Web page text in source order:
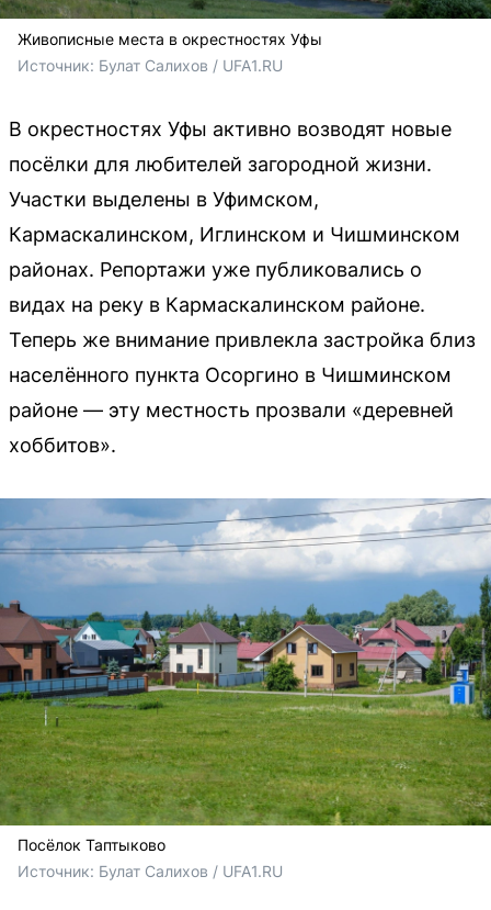
Живописные места в окрестностях Уфы
Источник: Булат Салихов / UFA1.RU
В окрестностях Уфы активно возводят новые
посёлки для любителей загородной жизни.
Участки выделены в Уфимском,
Кармаскалинском, Иглинском и Чишминском
районах. Репортажи уже публиковались о
видах на реку в Кармаскалинском районе.
Теперь же внимание привлекла застройка близ
населённого пункта Осоргино в Чишминском
районе — эту местность прозвали «деревней
хоббитов».
Посёлок Таптыково
Источник: Булат Салихов / UFA1.RU